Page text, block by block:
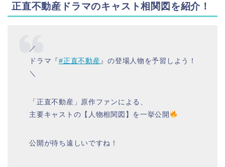
正直不動産ドラマのキャスト相関図を紹介 ！
／
ドラマ『#正直不動産』の登場人物を予習しよう！
＼
「正直不動産」原作ファンによる、
主要キャストの【人物相関図】を一挙公開
公開が待ち遠しいですね！